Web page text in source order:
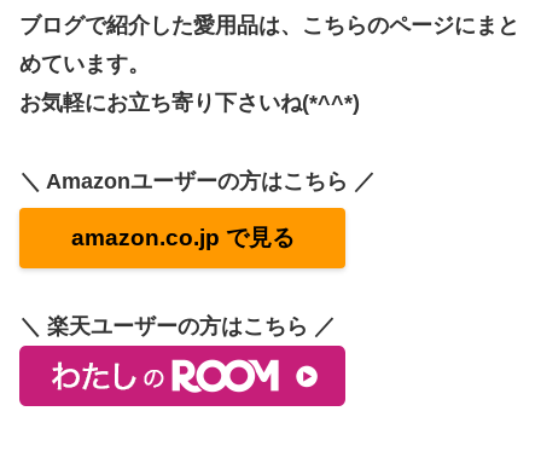
ブログで紹介した愛用品は、こちらのページにまと
めています。
お気軽にお立ち寄り下さいね(*^^*)
＼ Amazonユーザーの方はこちら ／
amazon.co.jp で見る
＼ 楽天ユーザーの方はこちら ／